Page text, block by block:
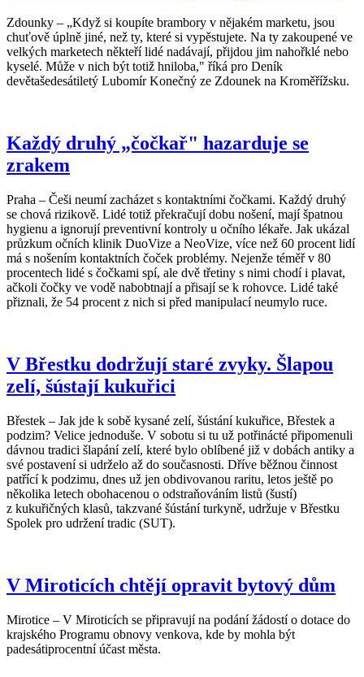
Zdounky – „Když si koupíte brambory v nějakém marketu, jsou
chuťově úplně jiné, než ty, které si vypěstujete. Na ty zakoupené ve
velkých marketech někteří lidé nadávají, přijdou jim nahořklé nebo
kyselé. Může v nich být totiž hniloba," říká pro Deník
devětašedesátiletý Lubomír Konečný ze Zdounek na Kroměřížsku.
Každý druhý „čočkař" hazarduje se
zrakem
Praha – Češi neumí zacházet s kontaktními čočkami. Každý druhý
se chová rizikově. Lidé totiž překračují dobu nošení, mají špatnou
hygienu a ignorují preventivní kontroly u očního lékaře. Jak ukázal
průzkum očních klinik DuoVize a NeoVize, více než 60 procent lidí
má s nošením kontaktních čoček problémy. Nejenže téměř v 80
procentech lidé s čočkami spí, ale dvě třetiny s nimi chodí i plavat,
ačkoli čočky ve vodě nabobtnají a přisají se k rohovce. Lidé také
přiznali, že 54 procent z nich si před manipulací neumylo ruce.
V Břestku dodržují staré zvyky. Šlapou
zelí, šústají kukuřici
Břestek – Jak jde k sobě kysané zelí, šústání kukuřice, Břestek a
podzim? Velice jednoduše. V sobotu si tu už potřinácté připomenuli
dávnou tradici šlapání zelí, které bylo oblíbené již v dobách antiky a
své postavení si udrželo až do současnosti. Dříve běžnou činnost
patřící k podzimu, dnes už jen obdivovanou raritu, letos ještě po
několika letech obohacenou o odstraňováním listů (šustí)
z kukuřičných klasů, takzvané šústání turkyně, udržuje v Břestku
Spolek pro udržení tradic (SUT).
V Miroticích chtějí opravit bytový dům
Mirotice – V Miroticích se připravují na podání žádostí o dotace do
krajského Programu obnovy venkova, kde by mohla být
padesátiprocentní účast města.